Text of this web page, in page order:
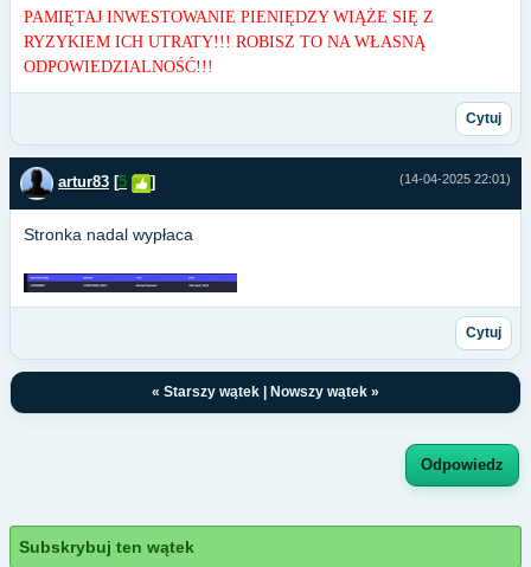
PAMIĘTAJ INWESTOWANIE PIENIĘDZY WIĄŻE SIĘ Z
RYZYKIEM ICH UTRATY!!! ROBISZ TO NA WŁASNĄ
ODPOWIEDZIALNOŚĆ!!!
Cytuj
(14-04-2025 22:01)
artur83 [5 ]
Stronka nadal wypłaca
Cytuj
« Starszy wątek Nowszy wątek »
Odpowiedz
Subskrybuj ten wątek